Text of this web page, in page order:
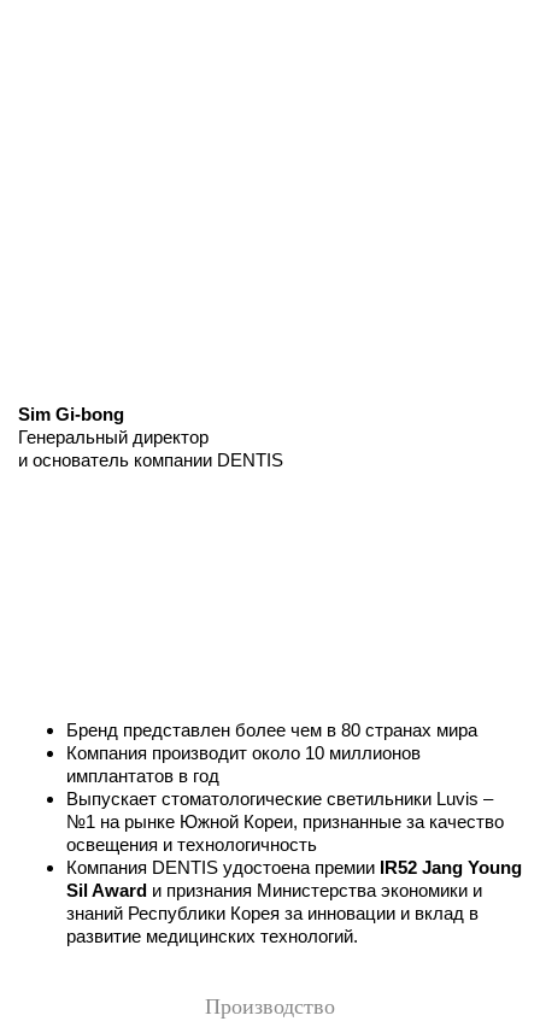
Sim Gi-bong
Генеральный директор
и основатель компании DENTIS
Бренд представлен более чем в 80 странах мира
Компания производит около 10 миллионов
имплантатов в год
Выпускает стоматологические светильники Luvis –
№1 на рынке Южной Кореи, признанные за качество
освещения и технологичность
Компания DENTIS удостоена премии IR52 Jang Young
Sil Award и признания Министерства экономики и
знаний Республики Корея за инновации и вклад в
развитие медицинских технологий.
Производство